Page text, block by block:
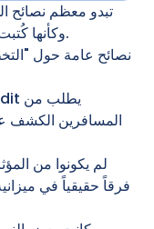
تبدو معظم نصائح
وكأنها كُتبت على يد شخص لم يزر أي مكان من قبل.
نصائح عامة حول
المسافرين الكشف
لم يكونوا من
فرقاً حقيقياً في